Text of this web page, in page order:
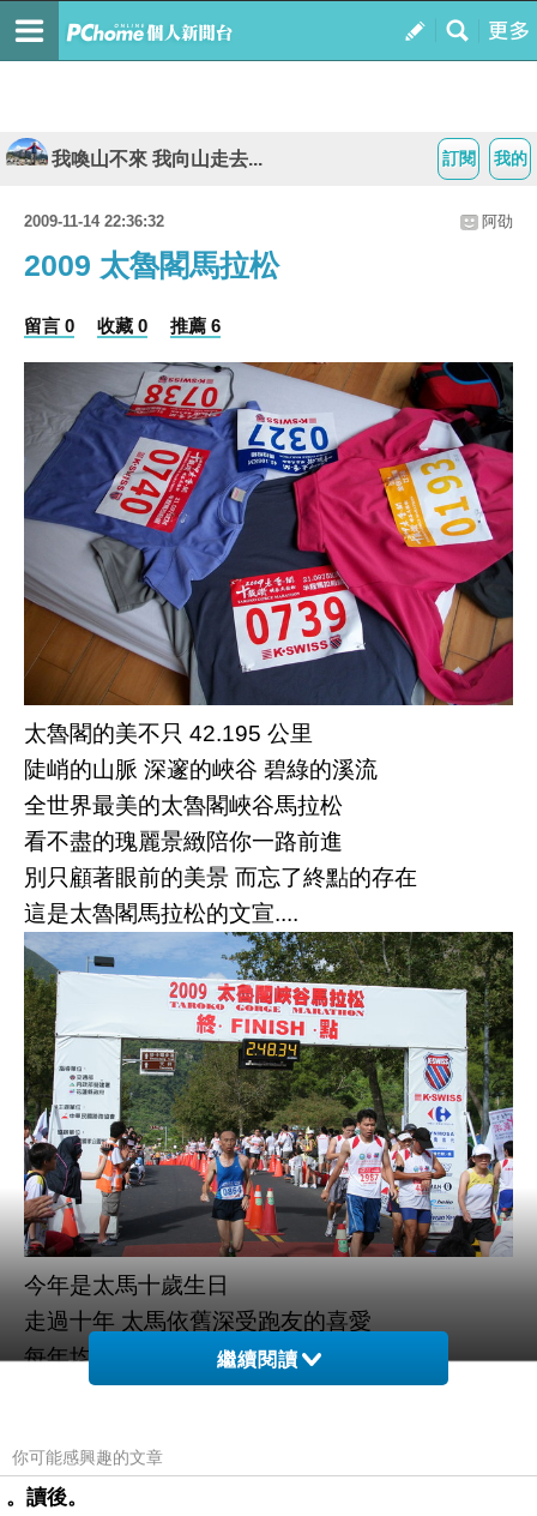
我的
訂閱
我喚山不來 我向山走去...
2009-11-14 22:36:32 阿劭
2009 太魯閣馬拉松
留言 0 收藏 0 推薦 6
太魯閣的美不只 42.195 公里
陡峭的山脈 深邃的峽谷 碧綠的溪流
全世界最美的太魯閣峽谷馬拉松
看不盡的瑰麗景緻陪你一路前進
別只顧著眼前的美景 而忘了終點的存在
這是太魯閣馬拉松的文宣....
今年是太馬十歲生日
走過十年 太馬依舊深受跑友的喜愛
每年均吸引國內外超過上萬民眾參與
連續第二年參加的我 仍是報名半程馬拉松 (
雖然成績有進步 但總覺得可以再更好
明年我還是會繼續報名參賽
繼續閱讀
你可能感興趣的文章
。讀後。